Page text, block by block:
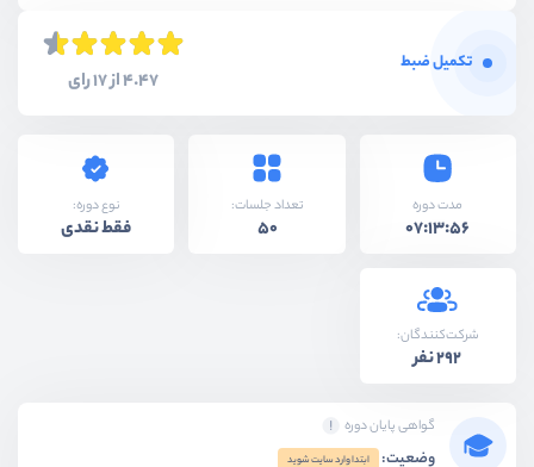
تکمیل ضبط
4.47 از 17 رای
مدت دوره
07:13:56
تعداد جلسات:
50
نوع دوره:
فقط نقدی
شرکت‌کنندگان:
292 نفر
گواهی پایان دوره
وضعیت: ابتدا وارد سایت شوید